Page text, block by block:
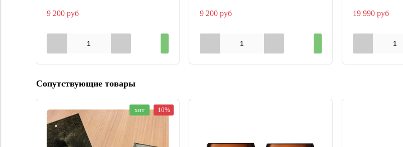
9 200 руб 9 200 руб 19 990 руб
Сопутствующие товары
хит 10%